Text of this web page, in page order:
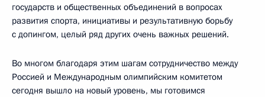
государств и общественных объединений в вопросах
развития спорта, инициативы и результативную борьбу
с допингом, целый ряд других очень важных решений.
Во многом благодаря этим шагам сотрудничество между
Россией и Международным олимпийским комитетом
сегодня вышло на новый уровень, мы готовимся